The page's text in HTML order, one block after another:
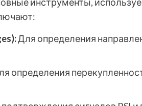
Для определения
определения